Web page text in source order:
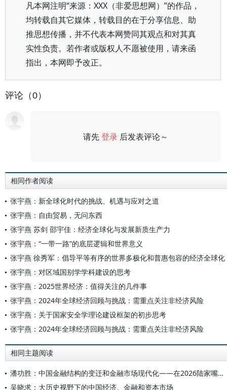
凡本网注明“来源：XXX（非爱思想网）”的作品，
均转载自其它媒体，转载目的在于分享信息、助
推思想传播，并不代表本网赞同其观点和对其真
实性负责。若作者或版权人不愿被使用，请来函
指出，本网即予改正。
评论（0）
请先登录 后发表评论～
相同作者阅读
张宇燕：新全球化时代的挑战、机遇与应对之道
张宇燕：自由贸易，无问东西
张宇燕 苏剑 邵宇佳：经济全球化与发展新质生产力
张宇燕：“一带一路”的底层逻辑和世界意义
张宇燕 徐秀军：倡导平等有序的世界多极化和普惠包容的经济全球化
张宇燕：对区域国别学学科建设的思考
张宇燕：2025世界经济：值得关注的几件事
张宇燕：2024年全球经济回顾与挑战：需重点关注非经济风险
张宇燕：关于国家安全学理论建设框架的初步思考
张宇燕：2024年全球经济回顾与挑战：需重点关注非经济风险
相同主题阅读
潘功胜：中国金融结构的变迁和金融市场现代化——在2026陆家嘴论坛上的主题演讲
吴晓求：大历史视野下的中国经济、金融和资本市场